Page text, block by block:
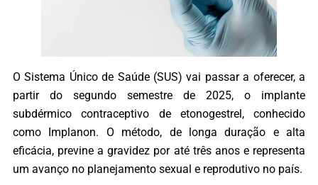
O Sistema Único de Saúde (SUS) vai passar a oferecer, a
partir do segundo semestre de 2025, o implante
subdérmico contraceptivo de etonogestrel, conhecido
como Implanon. O método, de longa duração e alta
eficácia, previne a gravidez por até três anos e representa
um avanço no planejamento sexual e reprodutivo no país.